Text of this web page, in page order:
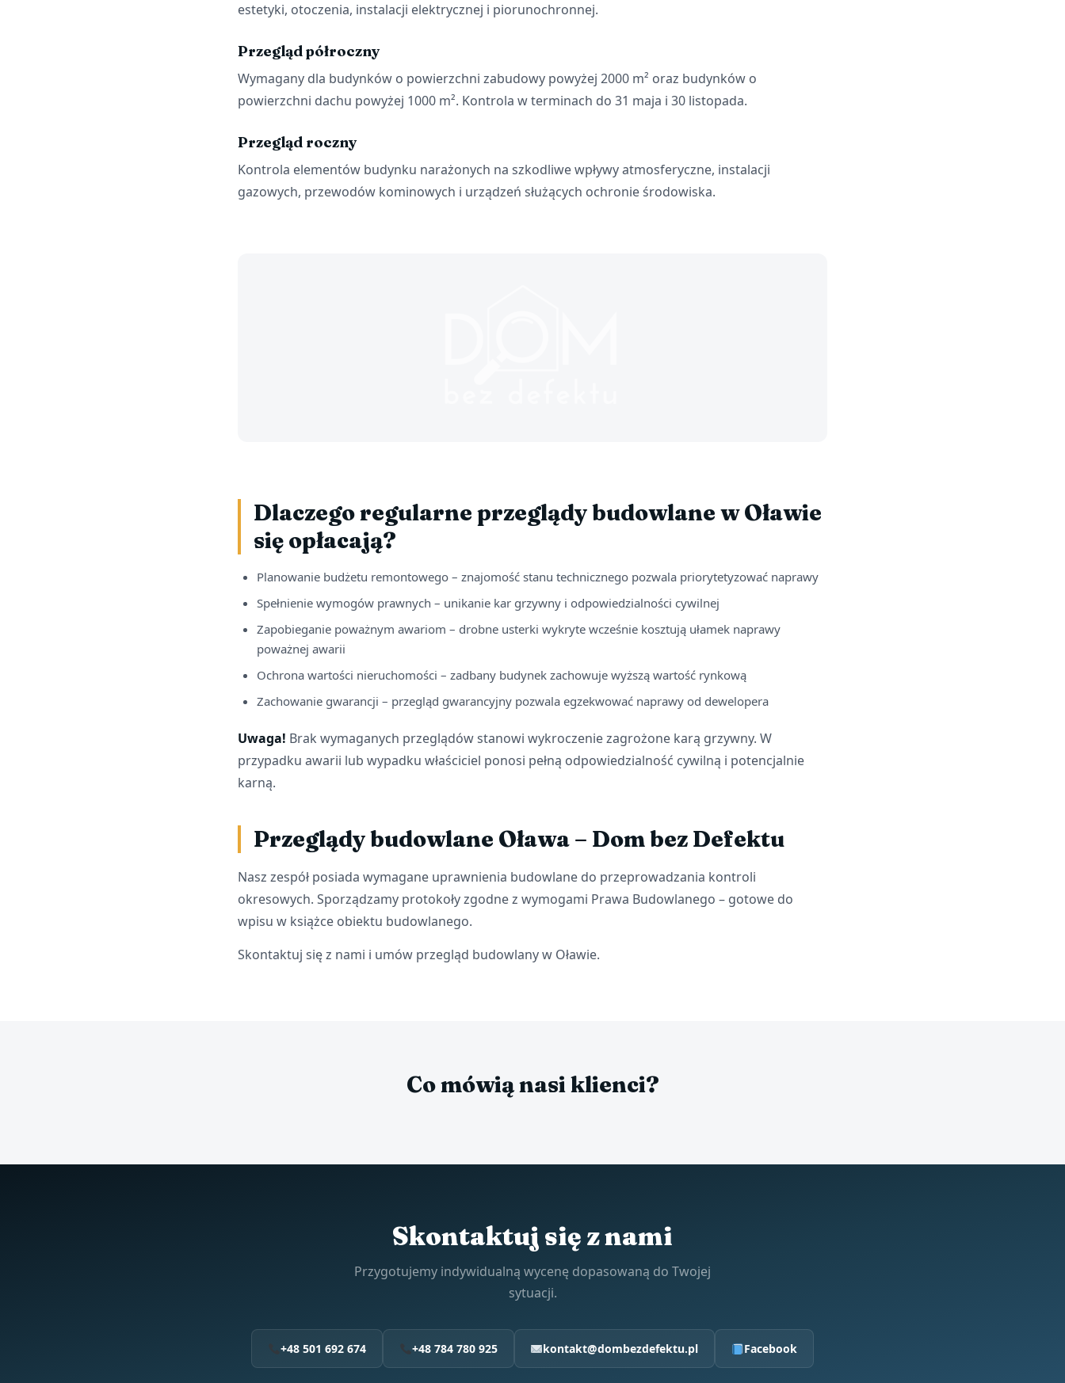
estetyki, otoczenia, instalacji elektrycznej i piorunochronnej.
Przegląd półroczny
Wymagany dla budynków o powierzchni zabudowy powyżej 2000 m² oraz budynków o
powierzchni dachu powyżej 1000 m². Kontrola w terminach do 31 maja i 30 listopada.
Przegląd roczny
Kontrola elementów budynku narażonych na szkodliwe wpływy atmosferyczne, instalacji
gazowych, przewodów kominowych i urządzeń służących ochronie środowiska.
Dlaczego regularne przeglądy budowlane w Oławie
się opłacają?
Planowanie budżetu remontowego – znajomość stanu technicznego pozwala priorytetyzować naprawy
Spełnienie wymogów prawnych – unikanie kar grzywny i odpowiedzialności cywilnej
Zapobieganie poważnym awariom – drobne usterki wykryte wcześnie kosztują ułamek naprawy
poważnej awarii
Ochrona wartości nieruchomości – zadbany budynek zachowuje wyższą wartość rynkową
Zachowanie gwarancji – przegląd gwarancyjny pozwala egzekwować naprawy od dewelopera
Uwaga! Brak wymaganych przeglądów stanowi wykroczenie zagrożone karą grzywny. W
przypadku awarii lub wypadku właściciel ponosi pełną odpowiedzialność cywilną i potencjalnie
karną.
Przeglądy budowlane Oława – Dom bez Defektu
Nasz zespół posiada wymagane uprawnienia budowlane do przeprowadzania kontroli
okresowych. Sporządzamy protokoły zgodne z wymogami Prawa Budowlanego – gotowe do
wpisu w książce obiektu budowlanego.
Skontaktuj się z nami i umów przegląd budowlany w Oławie.
Co mówią nasi klienci?
Skontaktuj się z nami
Przygotujemy indywidualną wycenę dopasowaną do Twojej
sytuacji.
+48 501 692 674 +48 784 780 925 kontakt@dombezdefektu.pl Facebook